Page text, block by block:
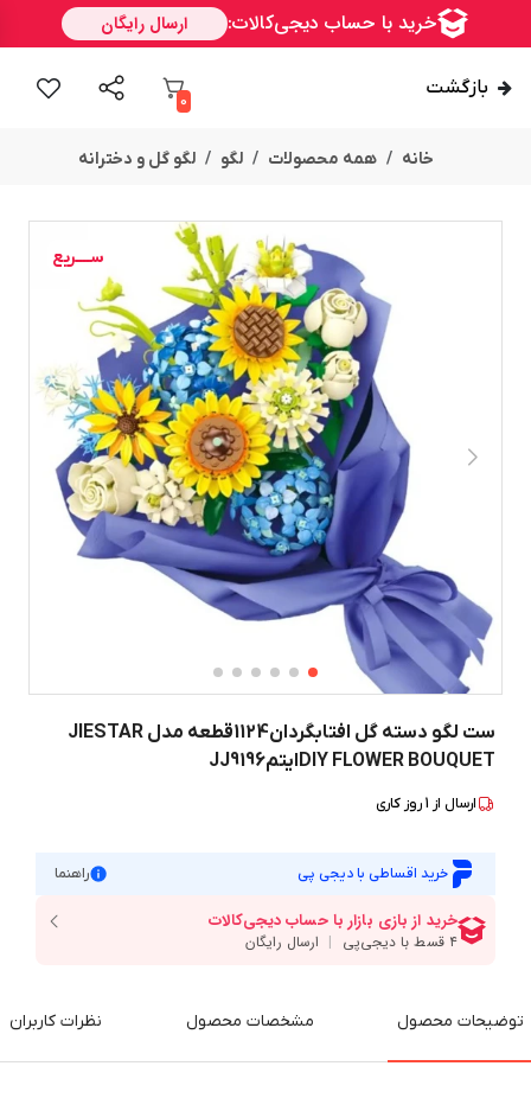
بازگشت
0
خانه همه محصولات لگو لگو گل و دخترانه
ســــریع
ست لگو دسته گل افتابگردان1124قطعه مدل JIESTAR
DIY FLOWER BOUQUETایتمJJ9196
ارسال از 1روز کاری
خرید اقساطی با دیجی پی راهنما
توضیحات محصول مشخصات محصول نظرات کاربران